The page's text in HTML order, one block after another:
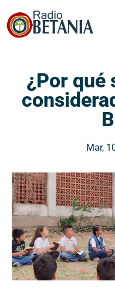
¿Por qué
Mar,